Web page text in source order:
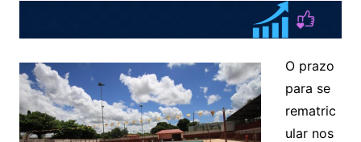
O prazo
para se
rematric
ular nos